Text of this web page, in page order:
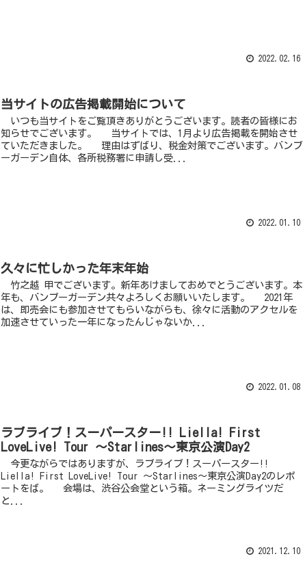
2022.02.16
当サイトの広告掲載開始について
いつも当サイトをご覧頂きありがとうございます。読者の皆様にお
知らせでございます。 当サイトでは、1月より広告掲載を開始させ
ていただきました。 理由はずばり、税金対策でございます。バンブ
ーガーデン自体、各所税務署に申請し受...
2022.01.10
久々に忙しかった年末年始
竹之越 甲でございます。新年あけましておめでとうございます。本
年も、バンブーガーデン共々よろしくお願いいたします。 2021年
は、即売会にも参加させてもらいながらも、徐々に活動のアクセルを
加速させていった一年になったんじゃないか...
2022.01.08
ラブライブ！スーパースター!! Liella! First
LoveLive! Tour ～Starlines～東京公演Day2
今更ながらではありますが、ラブライブ！スーパースター!!
Liella! First LoveLive! Tour ～Starlines～東京公演Day2のレポ
ートをば。 会場は、渋谷公会堂という箱。ネーミングライツだ
と...
2021.12.10